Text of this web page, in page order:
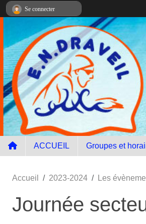
ACCUEIL Groupes et
Accueil 2023-2024 Les
Journée
Se connecter
Panneau de gestion des cookies